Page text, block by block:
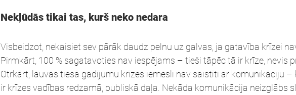
Nekļūdās tikai tas, kurš neko nedara
Visbeidzot, nekaisiet sev pārāk daudz pelnu uz galvas, ja gatavība krīzei
Pirmkārt, 100 % sagatavoties nav iespējams – tieši tāpēc tā ir krīze, nevis
Otrkārt, lauvas tiesā gadījumu krīzes iemesli nav saistīti ar komunikāciju –
ir krīzes vadības redzamā, publiskā daļa. Nekāda komunikācija neizglābs